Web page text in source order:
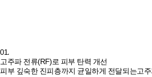
01.
고주파 전류(RF)로 피부 탄력 개선
피부 깊숙한 진피층까지 균일하게 전달되는고